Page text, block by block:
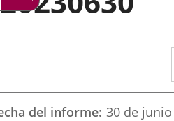
del informe 30 de